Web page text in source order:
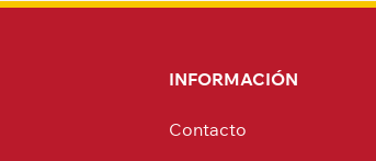
INFORMACIÓN
Contacto